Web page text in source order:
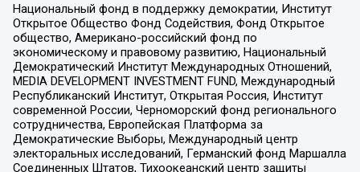
Национальный фонд в поддержку демократии, Институт
Открытое Общество Фонд Содействия, Фонд Открытое
общество, Американо-российский фонд по
экономическому и правовому развитию, Национальный
Демократический Институт Международных Отношений,
MEDIA DEVELOPMENT INVESTMENT FUND, Международный
Республиканский Институт, Открытая Россия, Институт
современной России, Черноморский фонд регионального
сотрудничества, Европейская Платформа за
Демократические Выборы, Международный центр
электоральных исследований, Германский фонд Маршалла
Соединенных Штатов, Тихоокеанский центр защиты